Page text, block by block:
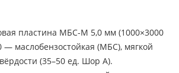
пластина МБС-М 5,0 мм (1000×3000
маслобензостойкая (МБС), мягкой
(35–50 ед. Шор А).